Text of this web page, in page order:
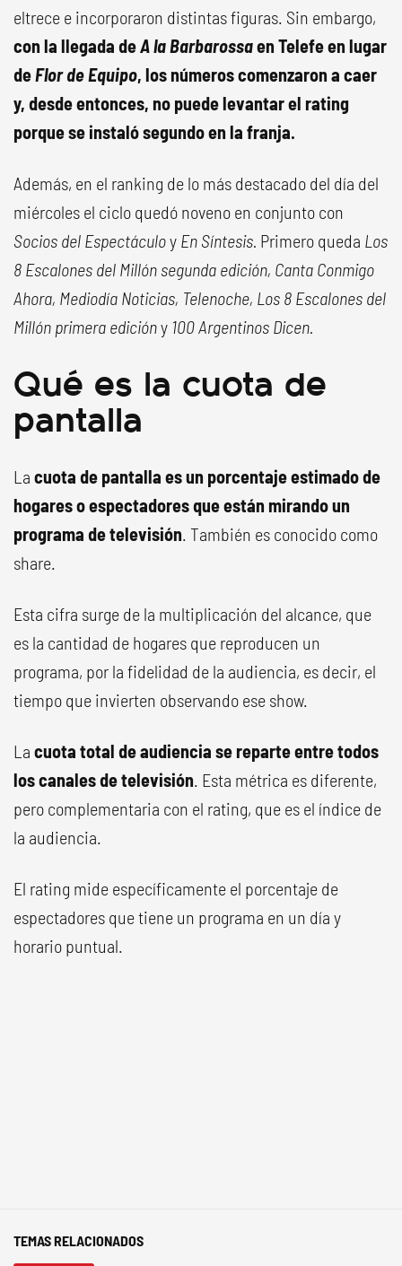
eltrece e incorporaron distintas figuras. Sin embargo,
con la llegada deA la Barbarossaen Telefe en lugar
deFlor de Equipo, los números comenzaron a caer
y, desde entonces, no puede levantar el rating
porque se instaló segundo en la franja.
Además, en el ranking de lo más destacado del día del
miércoles el ciclo quedó noveno en conjunto con
Socios del Espectáculoy En Síntesis. Primero queda Los
8 Escalones del Millón segunda edición, Canta Conmigo
Ahora, Mediodía Noticias, Telenoche, Los 8 Escalones del
Millón primera edicióny 100 Argentinos Dicen.
Qué es la cuota de
pantalla
La cuota de pantalla es un porcentaje estimado de
hogares o espectadores que están mirando un
programa de televisión. También es conocido como
share.
Esta cifra surge de la multiplicación del alcance, que
es la cantidad de hogares que reproducen un
programa, por la fidelidad de la audiencia, es decir, el
tiempo que invierten observando ese show.
La cuota total de audiencia se reparte entre todos
los canales de televisión. Esta métrica es diferente,
pero complementaria con el rating, que es el índice de
la audiencia.
El rating mide específicamente el porcentaje de
espectadores que tiene un programa en un día y
horario puntual.
TEMAS RELACIONADOS